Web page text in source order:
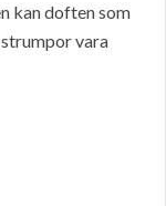
kan doften som
vara